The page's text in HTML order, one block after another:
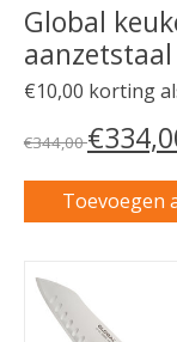
Global
aanzetstaal
€10,00 korting
€344,00
Toevoegen
Carrousel van